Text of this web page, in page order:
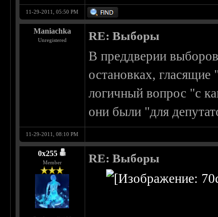
11-29-2011, 05:50 PM
Maniachka
Unregistered RE: Выборы
В преддверии
остановках,
логичный вопрос "с
они были "для
11-29-2011, 08:10 PM
0х255
Member RE: Выборы